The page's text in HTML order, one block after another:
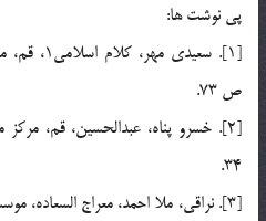
پي نوشت ها:
ص 73.
34.
[3]. نراقي، ملا احمد، معراج السعاده،